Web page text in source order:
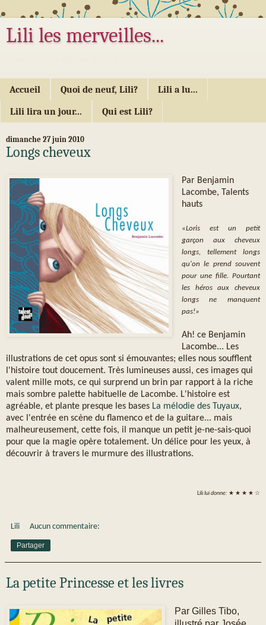
Lili les merveilles...
Accueil Quoi de neuf, Lili? Lili a lu...
Lili lira un jour... Qui est Lili?
dimanche 27 juin 2010
Longs cheveux
Par Benjamin
Lacombe, Talents
hauts
«Loris est un petit
garçon aux cheveux
longs, tellement longs
qu'on le prend souvent
pour une fille. Pourtant
les héros aux cheveux
longs ne manquent
pas!»
Ah! ce Benjamin
Lacombe... Les
illustrations de cet opus sont si émouvantes; elles nous soufflent
l'histoire tout doucement. Très lumineuses aussi, ces images qui
valent mille mots, ce qui surprend un brin par rapport à la riche
mais sombre palette habituelle de Lacombe. L'histoire est
agréable, et plante presque les bases La mélodie des Tuyaux,
avec l'entrée en scène du flamenco et de la guitare... mais
malheureusement, cette fois, il manque un petit je-ne-sais-quoi
pour que la magie opère totalement. Un délice pour les yeux, à
découvrir à travers le murmure des illustrations.
Lililui donne: ★ ★ ★ ★ ☆
Lili Aucun commentaire:
Partager
La petite Princesse et les livres
Par Gilles Tibo,